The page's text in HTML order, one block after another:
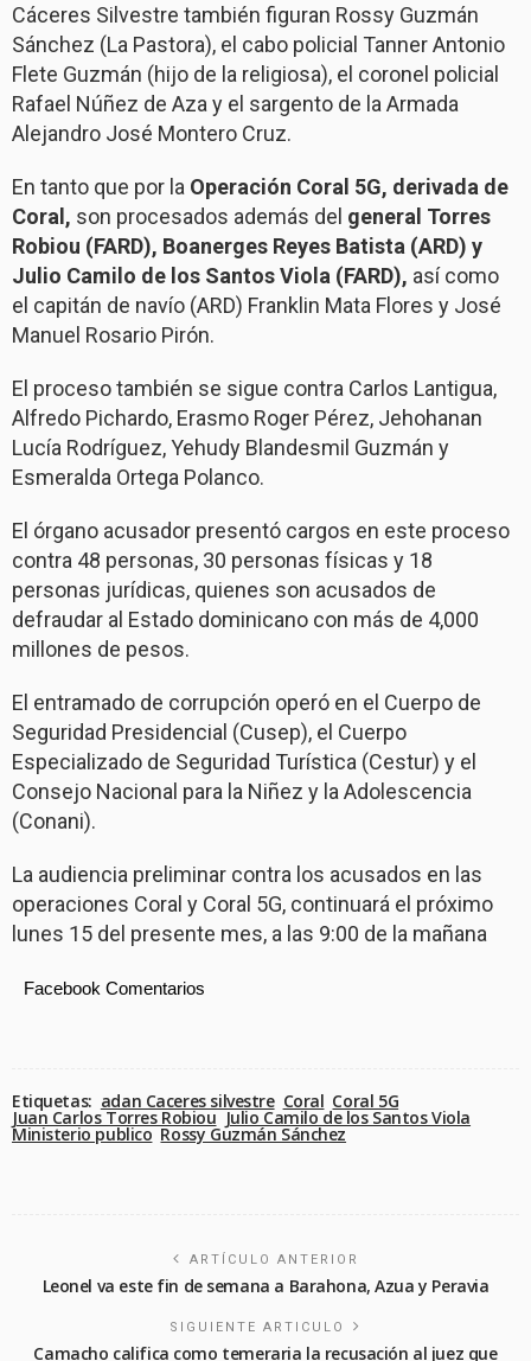
Cáceres Silvestre también figuran Rossy Guzmán
Sánchez (La Pastora), el cabo policial Tanner Antonio
Flete Guzmán (hijo de la religiosa), el coronel policial
Rafael Núñez de Aza y el sargento de la Armada
Alejandro José Montero Cruz.
En tanto que por la Operación Coral 5G, derivada de
Coral, son procesados además del general Torres
Robiou (FARD), Boanerges Reyes Batista (ARD) y
Julio Camilo de los Santos Viola (FARD), así como
el capitán de navío (ARD) Franklin Mata Flores y José
Manuel Rosario Pirón.
El proceso también se sigue contra Carlos Lantigua,
Alfredo Pichardo, Erasmo Roger Pérez, Jehohanan
Lucía Rodríguez, Yehudy Blandesmil Guzmán y
Esmeralda Ortega Polanco.
El órgano acusador presentó cargos en este proceso
contra 48 personas, 30 personas físicas y 18
personas jurídicas, quienes son acusados de
defraudar al Estado dominicano con más de 4,000
millones de pesos.
El entramado de corrupción operó en el Cuerpo de
Seguridad Presidencial (Cusep), el Cuerpo
Especializado de Seguridad Turística (Cestur) y el
Consejo Nacional para la Niñez y la Adolescencia
(Conani).
La audiencia preliminar contra los acusados en las
operaciones Coral y Coral 5G, continuará el próximo
lunes 15 del presente mes, a las 9:00 de la mañana
Facebook Comentarios
Etiquetas: adan Caceres silvestre Coral Coral 5G
Juan Carlos Torres Robiou Julio Camilo de los Santos Viola
Ministerio publico Rossy Guzmán Sánchez
ARTÍCULO ANTERIOR
Leonel va este fin de semana a Barahona, Azua y Peravia
SIGUIENTE ARTICULO
Camacho califica como temeraria la recusación al juez que